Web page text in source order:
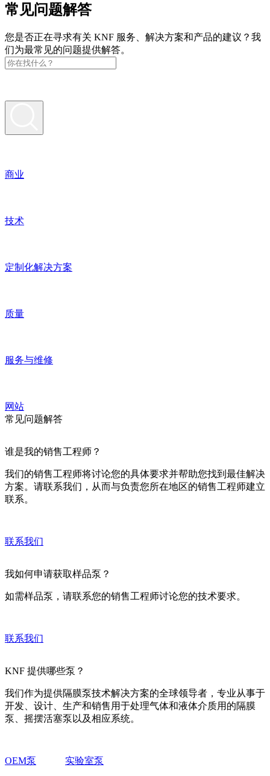
常见问题解答
您是否正在寻求有关 KNF 服务、解决方案和产品的建议？我
们为最常见的问题提供解答。
商业
技术
定制化解决方案
质量
服务与维修
网站
常见问题解答
谁是我的销售工程师？
我们的销售工程师将讨论您的具体要求并帮助您找到最佳解决
方案。请联系我们，从而与负责您所在地区的销售工程师建立
联系。
联系我们
我如何申请获取样品泵？
如需样品泵，请联系您的销售工程师讨论您的技术要求。
联系我们
KNF 提供哪些泵？
我们作为提供隔膜泵技术解决方案的全球领导者，专业从事于
开发、设计、生产和销售用于处理气体和液体介质用的隔膜
泵、摇摆活塞泵以及相应系统。
OEM泵 实验室泵